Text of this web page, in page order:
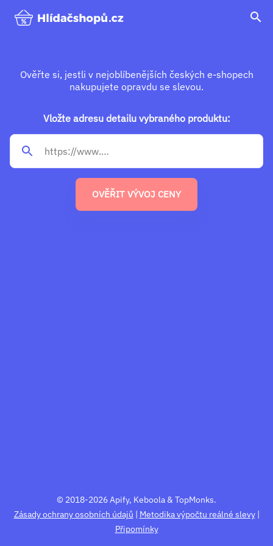
search
Ověřte si, jestli v nejoblíbenějších českých e-shopech
nakupujete opravdu se slevou.
Vložte adresu detailu vybraného produktu:
OVĚŘIT VÝVOJ CENY
© 2018-2026 Apify, Keboola & TopMonks.
Zásady ochrany osobních údajů | Metodika výpočtu reálné slevy|
Připomínky